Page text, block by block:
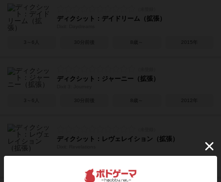
ディクシット：デイドリーム（拡張）
3～6人 30分前後 8歳～ 2015年
ディクシット：ジャーニー（拡張）
3～6人 30分前後 8歳～ 2012年
ディクシット：レヴェレイション（拡張）